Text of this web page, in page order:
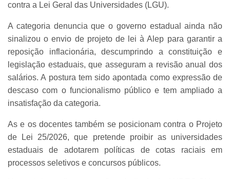
contra a Lei Geral das Universidades (LGU).
A categoria denuncia que o governo estadual ainda não
sinalizou o envio de projeto de lei à Alep para garantir a
reposição inflacionária, descumprindo a constituição e
legislação estaduais, que asseguram a revisão anual dos
salários. A postura tem sido apontada como expressão de
descaso com o funcionalismo público e tem ampliado a
insatisfação da categoria.
As e os docentes também se posicionam contra o Projeto
de Lei 25/2026, que pretende proibir as universidades
estaduais de adotarem políticas de cotas raciais em
processos seletivos e concursos públicos.